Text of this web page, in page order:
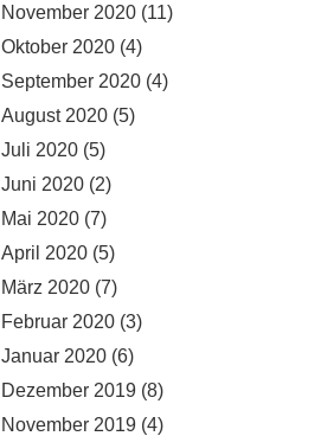
November 2020 (11)
Oktober 2020 (4)
September 2020 (4)
August 2020 (5)
Juli 2020 (5)
Juni 2020 (2)
Mai 2020 (7)
April 2020 (5)
März 2020 (7)
Februar 2020 (3)
Januar 2020 (6)
Dezember 2019 (8)
November 2019 (4)